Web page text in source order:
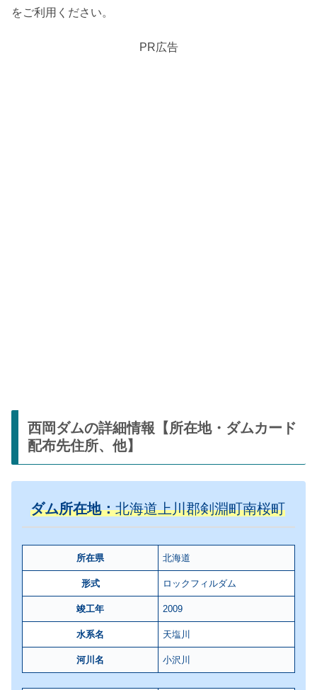
をご利用ください。
PR広告
西岡ダムの詳細情報【所在地・ダムカード
配布先住所、他】
ダム所在地：北海道上川郡剣淵町南桜町
所在県 北海道
形式 ロックフィルダム
竣工年 2009
水系名 天塩川
河川名 小沢川